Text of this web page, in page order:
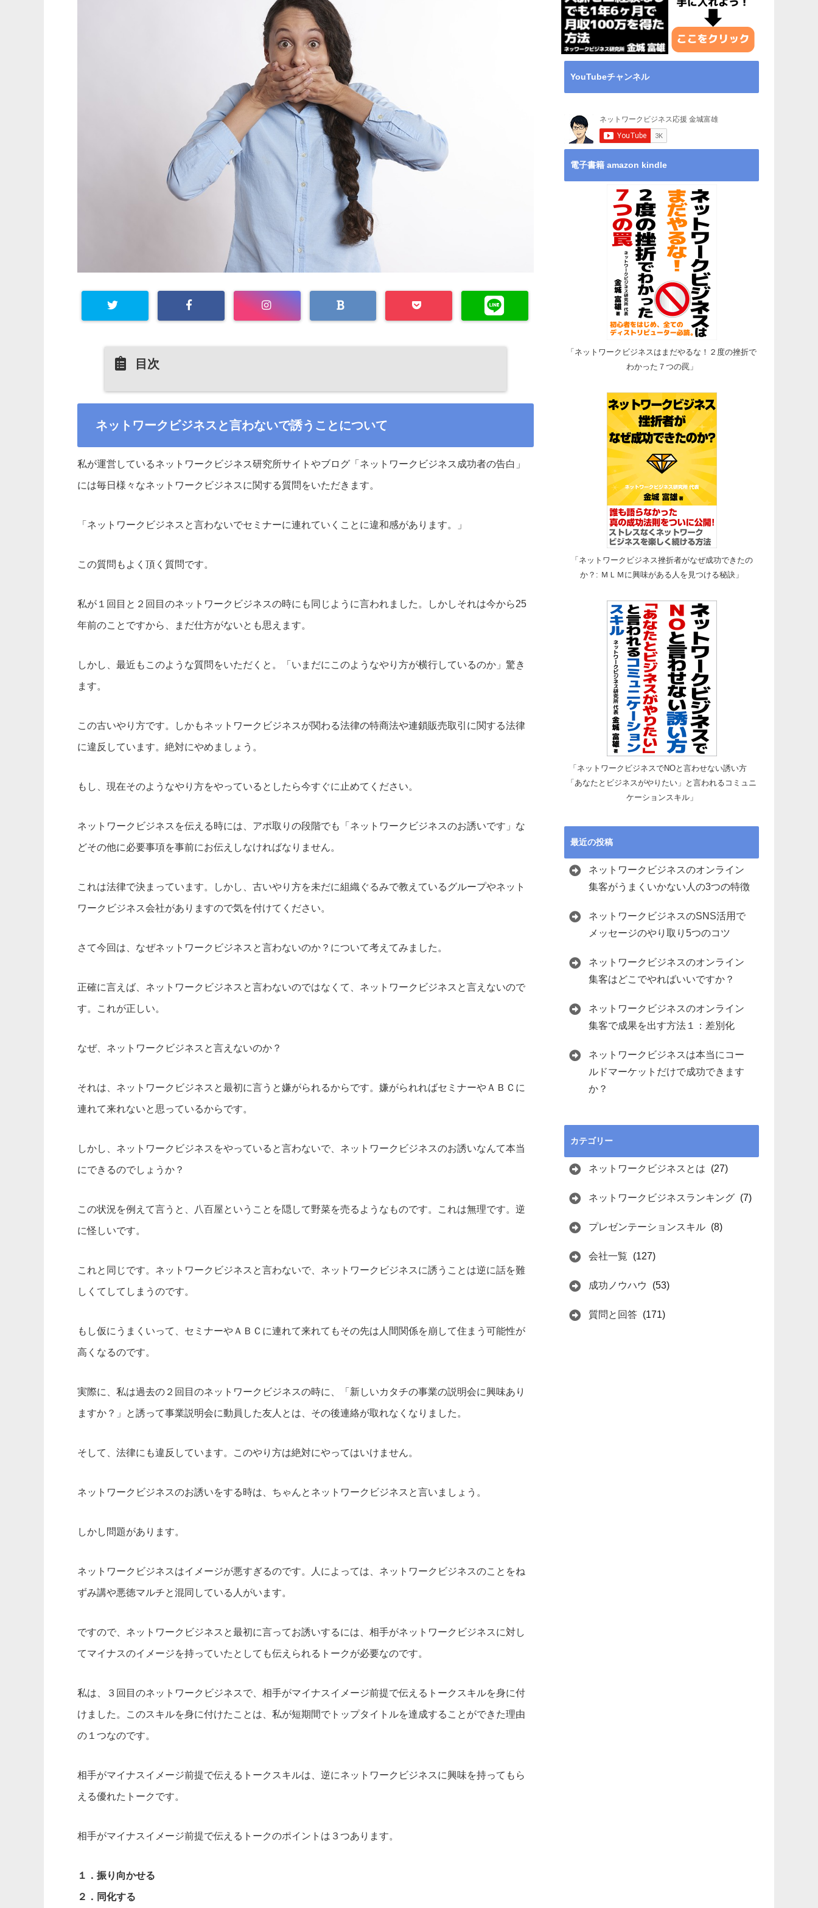
目次
ネットワークビジネスと言わないで誘うことについて
私が運営しているネットワークビジネス研究所サイトやブログ「ネットワークビジネス成功者の告白」
には毎日様々なネットワークビジネスに関する質問をいただきます。
「ネットワークビジネスと言わないでセミナーに連れていくことに違和感があります。」
この質問もよく頂く質問です。
私が１回目と２回目のネットワークビジネスの時にも同じように言われました。しかしそれは今から25
年前のことですから、まだ仕方がないとも思えます。
しかし、最近もこのような質問をいただくと。「いまだにこのようなやり方が横行しているのか」驚き
ます。
この古いやり方です。しかもネットワークビジネスが関わる法律の特商法や連鎖販売取引に関する法律
に違反しています。絶対にやめましょう。
もし、現在そのようなやり方をやっているとしたら今すぐに止めてください。
ネットワークビジネスを伝える時には、アポ取りの段階でも「ネットワークビジネスのお誘いです」な
どその他に必要事項を事前にお伝えしなければなりません。
これは法律で決まっています。しかし、古いやり方を未だに組織ぐるみで教えているグループやネット
ワークビジネス会社がありますので気を付けてください。
さて今回は、なぜネットワークビジネスと言わないのか？について考えてみました。
正確に言えば、ネットワークビジネスと言わないのではなくて、ネットワークビジネスと言えないので
す。これが正しい。
なぜ、ネットワークビジネスと言えないのか？
それは、ネットワークビジネスと最初に言うと嫌がられるからです。嫌がられればセミナーやＡＢＣに
連れて来れないと思っているからです。
しかし、ネットワークビジネスをやっていると言わないで、ネットワークビジネスのお誘いなんて本当
にできるのでしょうか？
この状況を例えて言うと、八百屋ということを隠して野菜を売るようなものです。これは無理です。逆
に怪しいです。
これと同じです。ネットワークビジネスと言わないで、ネットワークビジネスに誘うことは逆に話を難
しくてしてしまうのです。
もし仮にうまくいって、セミナーやＡＢＣに連れて来れてもその先は人間関係を崩して住まう可能性が
高くなるのです。
実際に、私は過去の２回目のネットワークビジネスの時に、「新しいカタチの事業の説明会に興味あり
ますか？」と誘って事業説明会に動員した友人とは、その後連絡が取れなくなりました。
そして、法律にも違反しています。このやり方は絶対にやってはいけません。
ネットワークビジネスのお誘いをする時は、ちゃんとネットワークビジネスと言いましょう。
しかし問題があります。
ネットワークビジネスはイメージが悪すぎるのです。人によっては、ネットワークビジネスのことをね
ずみ講や悪徳マルチと混同している人がいます。
ですので、ネットワークビジネスと最初に言ってお誘いするには、相手がネットワークビジネスに対し
てマイナスのイメージを持っていたとしても伝えられるトークが必要なのです。
私は、３回目のネットワークビジネスで、相手がマイナスイメージ前提で伝えるトークスキルを身に付
けました。このスキルを身に付けたことは、私が短期間でトップタイトルを達成することができた理由
の１つなのです。
相手がマイナスイメージ前提で伝えるトークスキルは、逆にネットワークビジネスに興味を持ってもら
える優れたトークです。
相手がマイナスイメージ前提で伝えるトークのポイントは３つあります。
１．振り向かせる
２．同化する
YouTubeチャンネル
電子書籍 amazon kindle
「ネットワークビジネスはまだやるな！２度の挫折で
わかった７つの罠」
「ネットワークビジネス挫折者がなぜ成功できたの
か？: ＭＬＭに興味がある人を見つける秘訣」
「ネットワークビジネスでNOと言わせない誘い方
「あなたとビジネスがやりたい」と言われるコミュニ
ケーションスキル」
最近の投稿
ネットワークビジネスのオンライン
集客がうまくいかない人の3つの特徴
ネットワークビジネスのSNS活用で
メッセージのやり取り5つのコツ
ネットワークビジネスのオンライン
集客はどこでやればいいですか？
ネットワークビジネスのオンライン
集客で成果を出す方法１：差別化
ネットワークビジネスは本当にコー
ルドマーケットだけで成功できます
か？
カテゴリー
ネットワークビジネスとは (27)
ネットワークビジネスランキング (7)
プレゼンテーションスキル (8)
会社一覧 (127)
成功ノウハウ (53)
質問と回答 (171)